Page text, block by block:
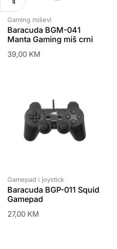
Gaming miševi
Baracuda BGM-041
Manta Gaming miš crni
39,00 KM
Gamepad i joystick
Baracuda BGP-011 Squid
Gamepad
27,00 KM